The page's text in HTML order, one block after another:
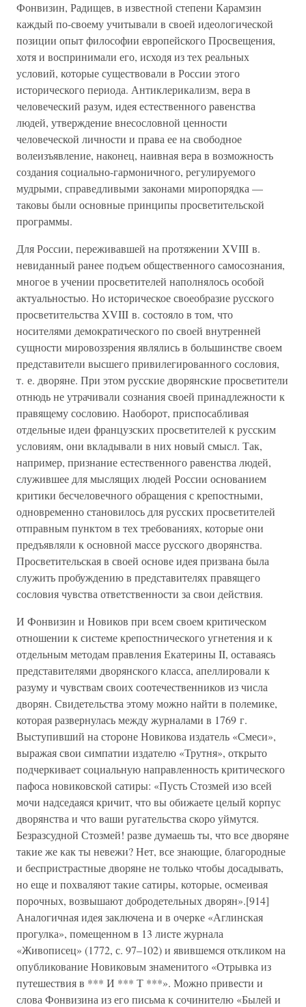
Фонвизин, Радищев, в известной степени Карамзин
каждый по-своему учитывали в своей идеологической
позиции опыт философии европейского Просвещения,
хотя и воспринимали его, исходя из тех реальных
условий, которые существовали в России этого
исторического периода. Антиклерикализм, вера в
человеческий разум, идея естественного равенства
людей, утверждение внесословной ценности
человеческой личности и права ее на свободное
волеизъявление, наконец, наивная вера в возможность
создания социально-гармоничного, регулируемого
мудрыми, справедливыми законами миропорядка —
таковы были основные принципы просветительской
программы.
Для России, переживавшей на протяжении XVIII в.
невиданный ранее подъем общественного самосознания,
многое в учении просветителей наполнялось особой
актуальностью. Но историческое своеобразие русского
просветительства XVIII в. состояло в том, что
носителями демократического по своей внутренней
сущности мировоззрения являлись в большинстве своем
представители высшего привилегированного сословия,
т. е. дворяне. При этом русские дворянские просветители
отнюдь не утрачивали сознания своей принадлежности к
правящему сословию. Наоборот, приспосабливая
отдельные идеи французских просветителей к русским
условиям, они вкладывали в них новый смысл. Так,
например, признание естественного равенства людей,
служившее для мыслящих людей России основанием
критики бесчеловечного обращения с крепостными,
одновременно становилось для русских просветителей
отправным пунктом в тех требованиях, которые они
предъявляли к основной массе русского дворянства.
Просветительская в своей основе идея призвана была
служить пробуждению в представителях правящего
сословия чувства ответственности за свои действия.
И Фонвизин и Новиков при всем своем критическом
отношении к системе крепостнического угнетения и к
отдельным методам правления Екатерины II, оставаясь
представителями дворянского класса, апеллировали к
разуму и чувствам своих соотечественников из числа
дворян. Свидетельства этому можно найти в полемике,
которая развернулась между журналами в 1769 г.
Выступивший на стороне Новикова издатель «Смеси»,
выражая свои симпатии издателю «Трутня», открыто
подчеркивает социальную направленность критического
пафоса новиковской сатиры: «Пусть Стозмей изо всей
мочи надседаяся кричит, что вы обижаете целый корпус
дворянства и что ваши ругательства скоро уймутся.
Безразсудной Стозмей! разве думаешь ты, что все дворяне
такие же как ты невежи? Нет, все знающие, благородные
и беспристрастные дворяне не только чтобы досадывать,
но еще и похваляют такие сатиры, которые, осмеивая
порочных, возвышают добродетельных дворян».[914]
Аналогичная идея заключена и в очерке «Аглинская
прогулка», помещенном в 13 листе журнала
«Живописец» (1772, с. 97–102) и явившемся откликом на
опубликование Новиковым знаменитого «Отрывка из
путешествия в *** И *** Т ***». Можно привести и
слова Фонвизина из его письма к сочинителю «Былей и